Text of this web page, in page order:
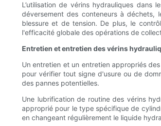
L’utilisation de vérins hydrauliques
déversement des conteneurs à déchets,
blessure et de tension. De plus, le
l'efficacité globale des opérations de
Entretien et entretien des vérins
Un entretien et un entretien appropriés
pour vérifier tout signe d'usure ou de
des pannes potentielles.
Une lubrification de routine des vérins
approprié pour le type spécifique de
en changeant régulièrement le liquide